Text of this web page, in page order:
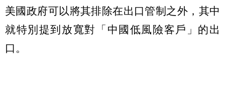
美國政府可以將其排除在出口管制之外，其中
就特別提到放寬對「中國低風險客戶」的出
口。